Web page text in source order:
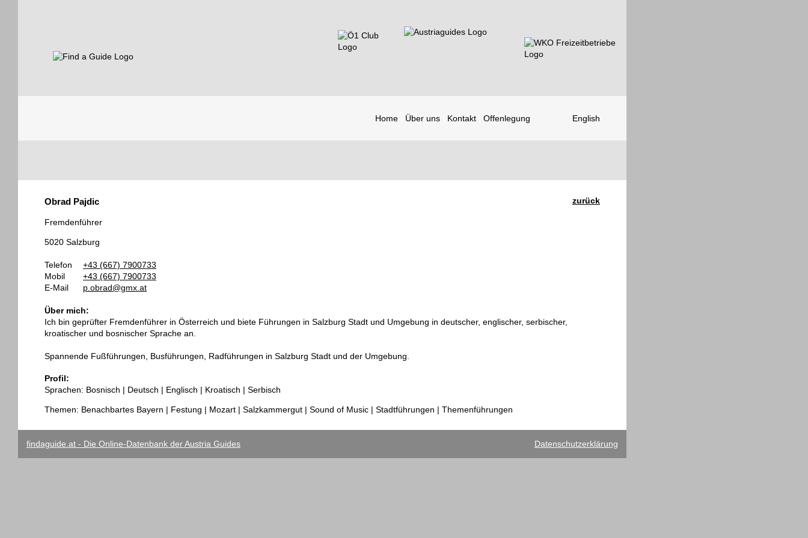
Home Über uns Kontakt Offenlegung English
Guides
zurück
Obrad Pajdic
Fremdenführer
5020 Salzburg
Telefon
+43 (667) 7900733
Mobil
+43 (667) 7900733
E-Mail
p.obrad@gmx.at
Über mich:
Ich bin geprüfter Fremdenführer in Österreich und biete Führungen in Salzburg Stadt und Umgebung in deutscher, englischer, serbischer,
kroatischer und bosnischer Sprache an.
Spannende Fußführungen, Busführungen, Radführungen in Salzburg Stadt und der Umgebung.
Profil:
Sprachen: Bosnisch | Deutsch | Englisch | Kroatisch | Serbisch
Themen: Benachbartes Bayern | Festung | Mozart | Salzkammergut | Sound of Music | Stadtführungen | Themenführungen
findaguide.at - Die Online-Datenbank der Austria Guides Datenschutzerklärung